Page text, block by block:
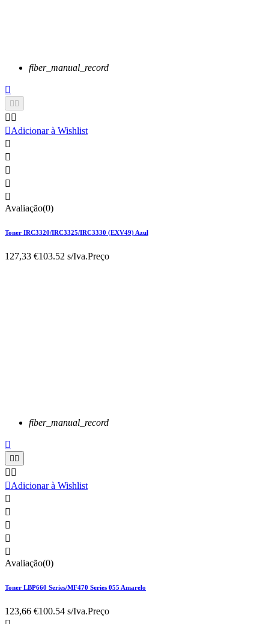
fiber_manual_record


 
Adicionar à Wishlist





Avaliação(0)
Toner IRC3320/IRC3325/IRC3330 (EXV49) Azul
127,33 €103.52 s/Iva.Preço
fiber_manual_record


 
Adicionar à Wishlist





Avaliação(0)
Toner LBP660 Series/MF470 Series 055 Amarelo
123,66 €100.54 s/Iva.Preço